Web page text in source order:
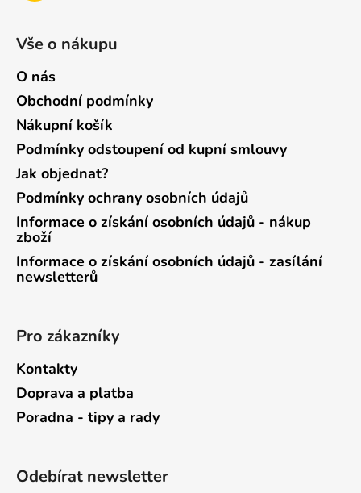
Vše o nákupu
O nás
Obchodní podmínky
Nákupní košík
Podmínky odstoupení od kupní smlouvy
Jak objednat?
Podmínky ochrany osobních údajů
Informace o získání osobních údajů - nákup
zboží
Informace o získání osobních údajů - zasílání
newsletterů
Pro zákazníky
Kontakty
Doprava a platba
Poradna - tipy a rady
Odebírat newsletter